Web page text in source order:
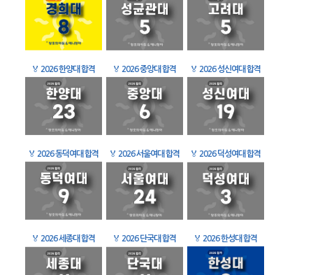
🏅 2026 한양대 합격 🏅 2026 중앙대 합격 🏅 2026 성신여대 합격
🏅 2026 동덕여대 합격 🏅 2026 서울여대 합격 🏅 2026 덕성여대 합격
🏅 2026 세종대 합격 🏅 2026 단국대 합격 🏅 2026 한성대 합격